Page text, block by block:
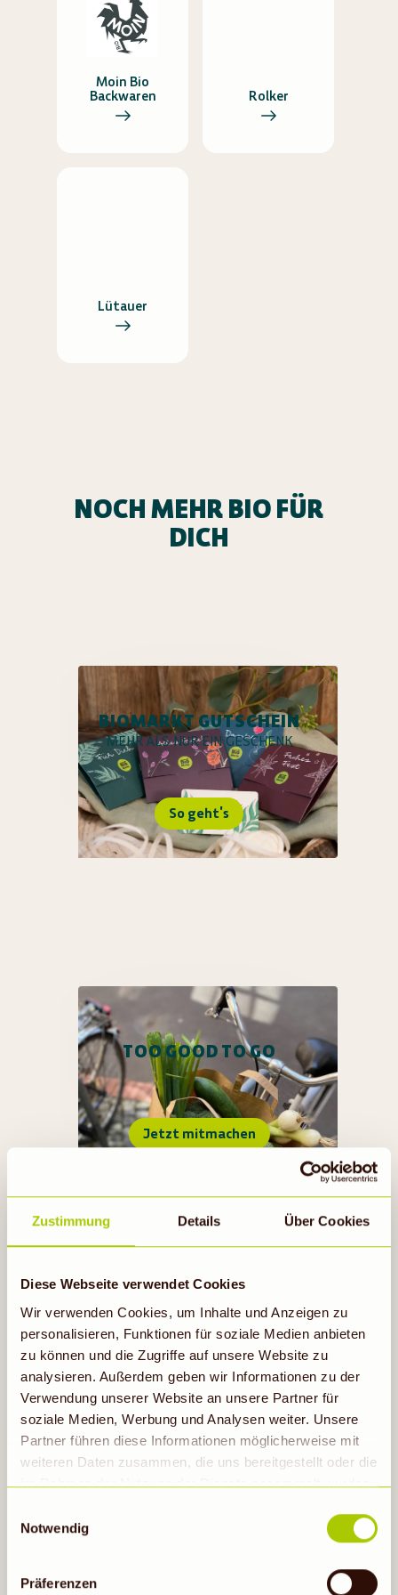
Zustimmung Details Über Cookies
Diese Webseite verwendet Cookies
Wir verwenden Cookies, um Inhalte und Anzeigen zu
personalisieren, Funktionen für soziale Medien anbieten
zu können und die Zugriffe auf unsere Website zu
analysieren. Außerdem geben wir Informationen zu der
Verwendung unserer Website an unsere Partner für
soziale Medien, Werbung und Analysen weiter. Unsere
Partner führen diese Informationen möglicherweise mit
weiteren Daten zusammen, die uns bereitgestellt oder die
im Rahmen der Nutzung der Dienste gesammelt wurden.
erhobenen Daten in den USA durch Google: Unsere
Informationen hierzu findest du unter Datenschutz. Indem
auf „Cookies zulassen“ geklickt bzw. statistische
Notwendig
Präferenzen
Moin Bio
Backwaren
Rolker
Lütauer
NOCH MEHR BIO FÜR
DICH
BIOMARKT GUTSCHEIN
MEHR ALS NUR EIN GESCHENK
So geht's
TOO GOOD TO GO
Jetzt mitmachen
RECUP & REBOWL
Erfahre mehr